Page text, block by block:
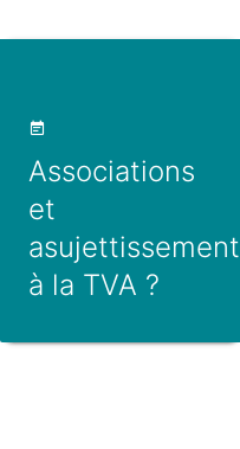
Associations
et
asujettissement
à la TVA ?